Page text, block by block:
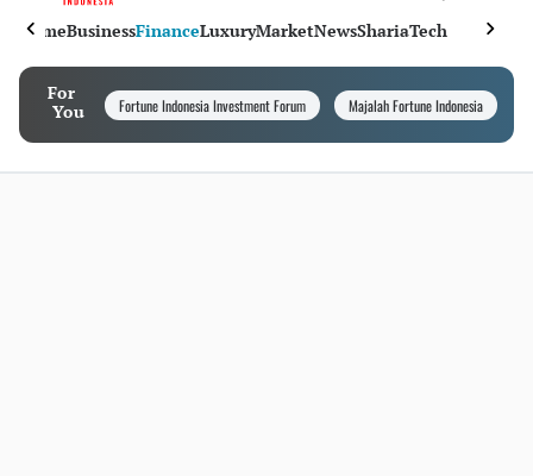
HomeBusinessFinanceLuxuryMarketNewsShariaTech
For
You
Fortune Indonesia Investment Forum Majalah Fortune Indonesia